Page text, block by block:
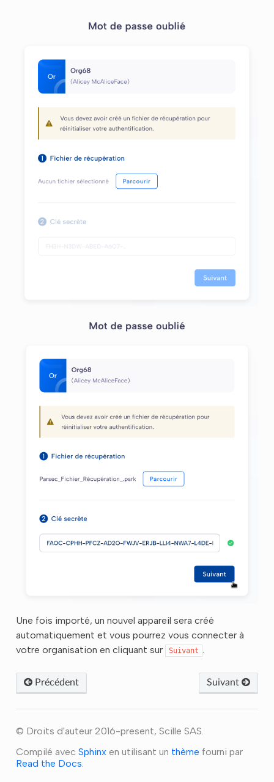
Une fois importé, un nouvel appareil sera créé
automatiquement et vous pourrez vous connecter à
votre organisation en cliquant sur
Suivant .
Précédent Suivant
© Droits d'auteur 2016-present, Scille SAS.
Compilé avec Sphinx en utilisant un thème fourni par
Read the Docs.